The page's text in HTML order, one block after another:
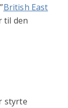
British East
til den
styrte